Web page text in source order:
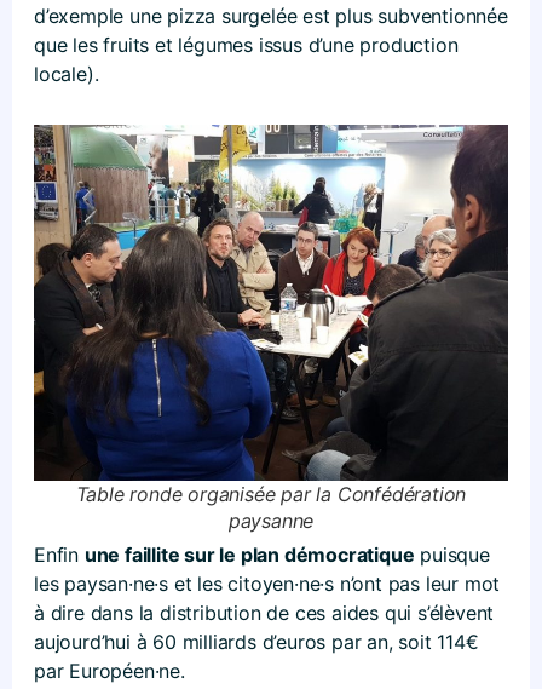
d’exemple une pizza surgelée est plus subventionnée
que les fruits et légumes issus d’une production
locale).
Table ronde organisée par la Confédération
paysanne
Enfin une faillite sur le plan démocratique puisque
les paysan·ne·s et les citoyen·ne·s n’ont pas leur mot
à dire dans la distribution de ces aides qui s’élèvent
aujourd’hui à 60 milliards d’euros par an, soit 114€
par Européen·ne.